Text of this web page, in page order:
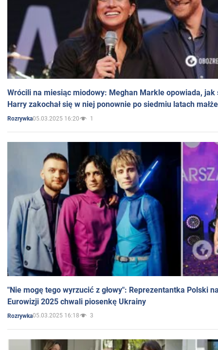
Wrócili na miesiąc miodowy: Meghan Markle opowiada, jak
Harry zakochał się w niej ponownie po siedmiu latach
Rozrywka05.03.2025 16:20 1
"Nie mogę tego wyrzucić z głowy": Reprezentantka Polski
Eurowizji 2025 chwali piosenkę Ukrainy
Rozrywka05.03.2025 16:18 3